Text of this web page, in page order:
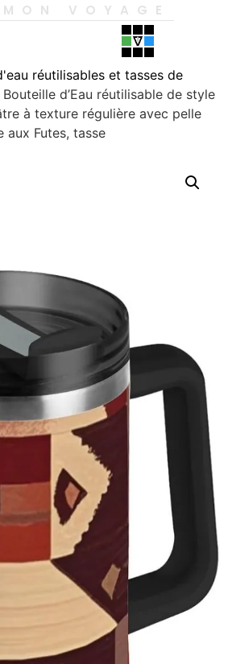
VOYAGE
réutilisables et tasses de
d’Eau réutilisable de style
à texture régulière avec pelle
aux Futes, tasse